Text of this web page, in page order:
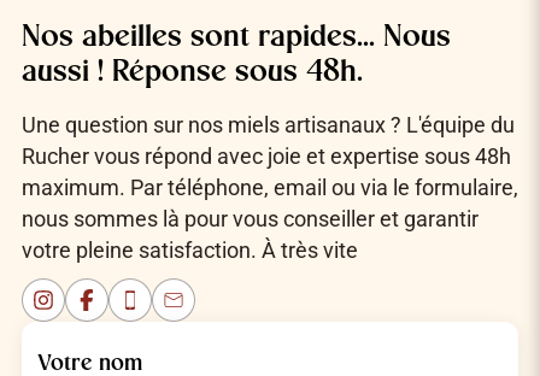
Nos abeilles sont rapides... Nous
aussi ! Réponse sous 48h.
Une question sur nos miels artisanaux ? L'équipe du
Rucher vous répond avec joie et expertise sous 48h
maximum. Par téléphone, email ou via le formulaire,
nous sommes là pour vous conseiller et garantir
votre pleine satisfaction. À très vite
InstagramFacebookTéléphone
Email
Votre nom